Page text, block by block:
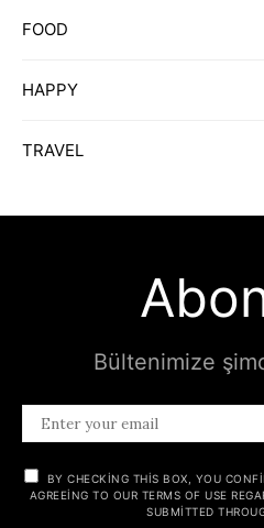
FOOD
HAPPY
TRAVEL
Bültenimize
BY CHECKING THIS BOX, YOU
AGREEING TO OUR TERMS OF USE
SUBMITTED